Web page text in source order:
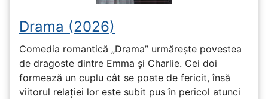
Drama (2026)
Comedia romantică „Drama” urmărește povestea
de dragoste dintre Emma și Charlie. Cei doi
formează un cuplu cât se poate de fericit, însă
viitorul relației lor este subit pus în pericol atunci